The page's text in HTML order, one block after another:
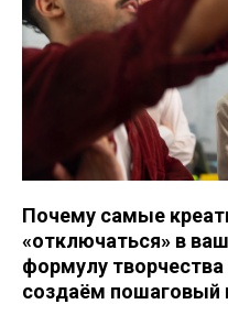
Почему самые
«отключаться» в
формулу
создаём пошаговый